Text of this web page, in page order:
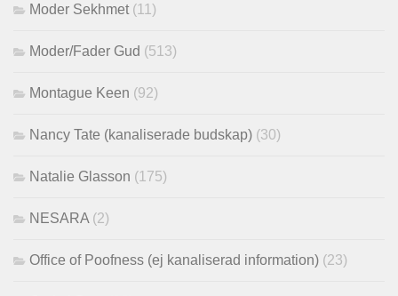
Moder Sekhmet (11)
Moder/Fader Gud (513)
Montague Keen (92)
Nancy Tate (kanaliserade budskap) (30)
Natalie Glasson (175)
NESARA (2)
Office of Poofness (ej kanaliserad information) (23)